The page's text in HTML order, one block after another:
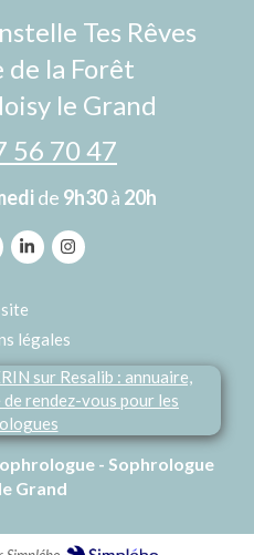
Tes Rêves
de la Forêt
le Grand
56 70 47
de 9h30à 20h
légales
- Sophrologue
Grand